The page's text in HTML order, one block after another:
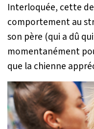
Interloquée, cette
comportement au
son père (qui a dû
momentanément
que la chienne